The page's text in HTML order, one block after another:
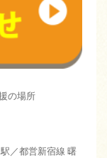
の場所
／都営新宿線 曙